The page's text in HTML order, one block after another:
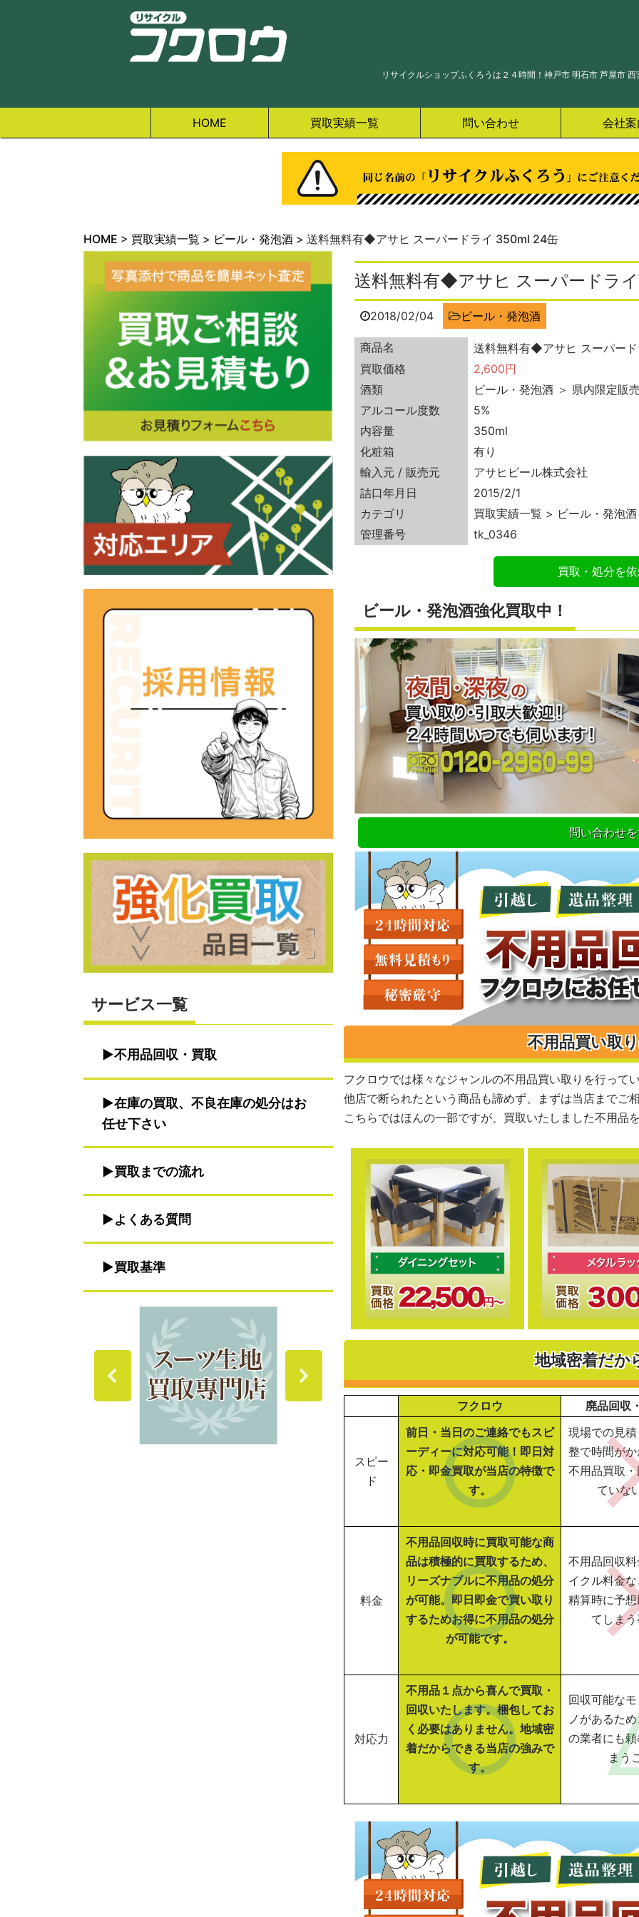
リサイクルショップふくろうは２４時間！神戸市 明石市 芦屋市
HOME 買取実績一覧 問い合わせ 会社
HOME > 買取実績一覧 > ビール・発泡酒 > 送料無料有◆アサヒ スーパードライ 350ml 24缶
サービス一覧
不用品回収・買取
在庫の買取、不良在庫の処分はお
任せ下さい
買取までの流れ
よくある質問
買取基準
送料無料有◆アサヒ スーパードラ
2018/02/04 ビール・発泡酒
商品名
送料無料有◆アサヒ スーパー
買取価格
2,600円
酒類
ビール・発泡酒 ＞ 県内限定販
アルコール度数
5%
内容量
350ml
化粧箱
有り
輸入元 / 販売元
アサヒビール株式会社
詰口年月日
2015/2/1
カテゴリ
買取実績一覧 > ビール・発泡酒
管理番号
tk_0346
買取・処分を
ビール・発泡酒強化買取中！
問い合わせ
不用品買い取
フクロウでは様々なジャンルの不用品買い取りを行って
他店で断られたという商品も諦めず、まずは当店までご
こちらではほんの一部ですが、買取いたしました不用品
地域密着だか
フクロウ 廃品回収
スピー
ド
前日・当日のご連絡でもスピ
ーディーに対応可能！即日対
応・即金買取が当店の特徴で
す。
現場での見
整で時間が
不用品買取
ていな
料金
不用品回収時に買取可能な商
品は積極的に買取するため、
リーズナブルに不用品の処分
が可能。即日即金で買い取り
するためお得に不用品の処分
が可能です。
不用品回収
イクル料金
精算時に予
てしま
対応力
不用品１点から喜んで買取・
回収いたします。梱包してお
く必要はありません。地域密
着だからできる当店の強みで
す。
回収可能な
ノがあるた
の業者にも
まう